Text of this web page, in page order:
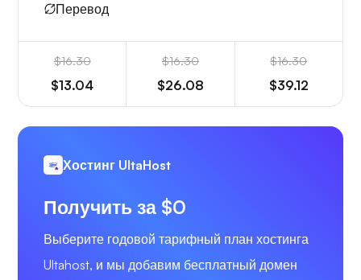
Перевод
$16.30
$13.04
$16.30
$26.08
$16.30
$39.12
Хостинг UltaHost
Получить за $0
Выберите годовой тарифный план хостинга
Ultahost, и мы добавим бесплатный домен